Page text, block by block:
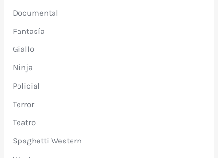
Documental
Fantasía
Giallo
Ninja
Policial
Terror
Teatro
Spaghetti Western